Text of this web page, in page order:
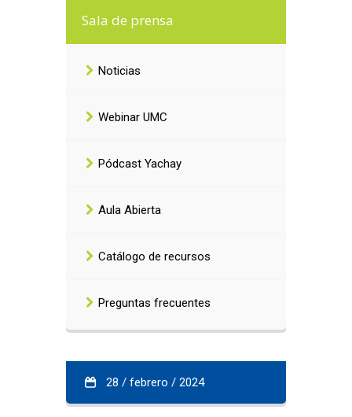
Sala de prensa
Noticias
Webinar UMC
Pódcast Yachay
Aula Abierta
Catálogo de recursos
Preguntas frecuentes
28 / febrero / 2024